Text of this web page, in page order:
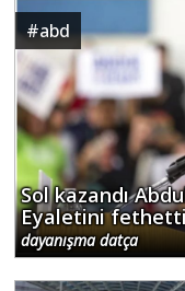
#abd
Sol kazandı
Eyaletini
dayanışma datça